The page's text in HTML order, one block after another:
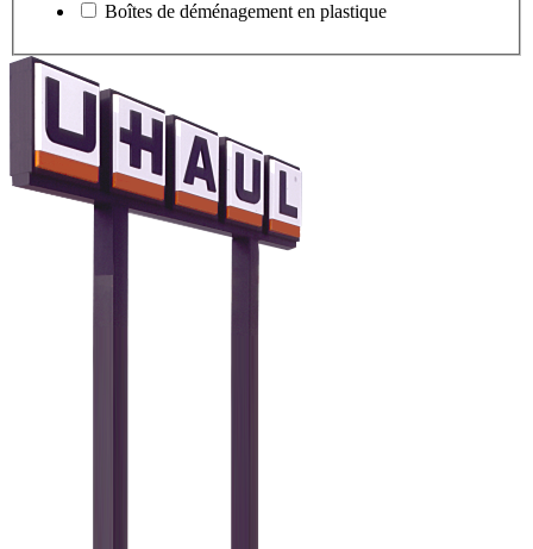
Boîtes de déménagement en plastique